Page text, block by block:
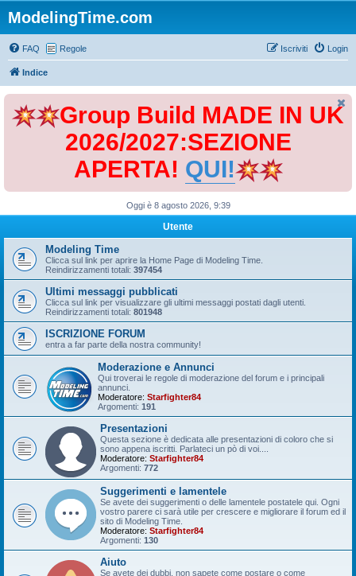
ModelingTime.com
FAQ Regole Login
Iscriviti
Indice
Group Build MADE IN UK
2026/2027:SEZIONE
APERTA! QUI!
Oggi è 8 agosto 2026, 9:39
Utente
Modeling Time
Clicca sul link per aprire la Home Page di Modeling Time.
Reindirizzamenti totali: 397454
Ultimi messaggi pubblicati
Clicca sul link per visualizzare gli ultimi messaggi postati dagli utenti.
Reindirizzamenti totali: 801948
ISCRIZIONE FORUM
entra a far parte della nostra community!
Moderazione e Annunci
Qui troverai le regole di moderazione del forum e i principali
annunci.
Moderatore: Starfighter84
Argomenti: 191
Presentazioni
Questa sezione è dedicata alle presentazioni di coloro che si
sono appena iscritti. Parlateci un pò di voi....
Moderatore: Starfighter84
Argomenti: 772
Suggerimenti e lamentele
Se avete dei suggerimenti o delle lamentele postatele qui. Ogni
vostro parere ci sarà utile per crescere e migliorare il forum ed il
sito di Modeling Time.
Moderatore: Starfighter84
Argomenti: 130
Aiuto
Se avete dei dubbi, non sapete come postare o come